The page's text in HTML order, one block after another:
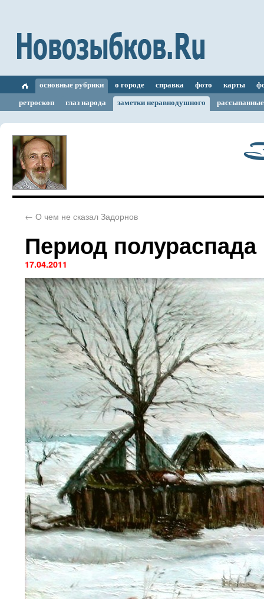
основные рубрики о городе справка фото карты
ретроскоп
глаз народа заметки неравнодушного
← О чем не сказал Задорнов
Период полураспада
17.04.2011